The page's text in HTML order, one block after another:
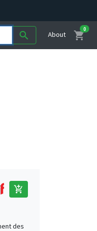
search About shopping_cart
0
add_shopping_cart
des